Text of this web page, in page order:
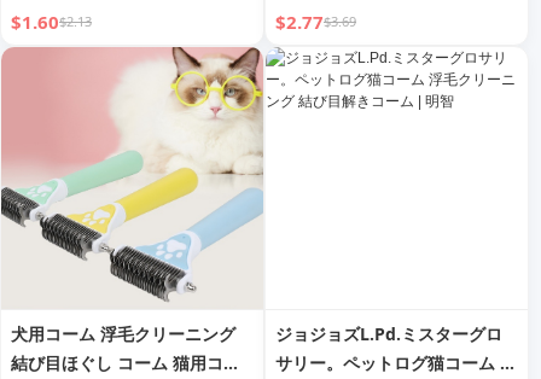
タスティックファズリムーバ
ー、犬猫用ウールグローブ、猫
毛クリーニンググローブ
$1.60$2.13 $2.77$3.69
犬用コーム 浮毛クリーニング
結び目ほぐし コーム 猫用コー
ジョジョズL.Pd.ミスターグロ
サリー。ペットログ猫コーム 浮